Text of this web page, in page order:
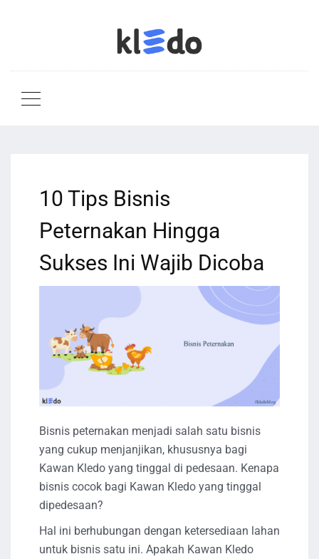
10 Tips Bisnis
Peternakan Hingga
Sukses Ini Wajib Dicoba
Bisnis peternakan menjadi salah satu bisnis
yang cukup menjanjikan, khususnya bagi
Kawan Kledo yang tinggal di pedesaan. Kenapa
bisnis cocok bagi Kawan Kledo yang tinggal
dipedesaan?
Hal ini berhubungan dengan ketersediaan lahan
untuk bisnis satu ini. Apakah Kawan Kledo